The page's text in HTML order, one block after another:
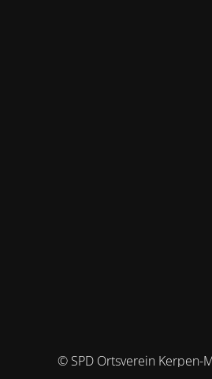
© SPD Ortsverein Kerpen-